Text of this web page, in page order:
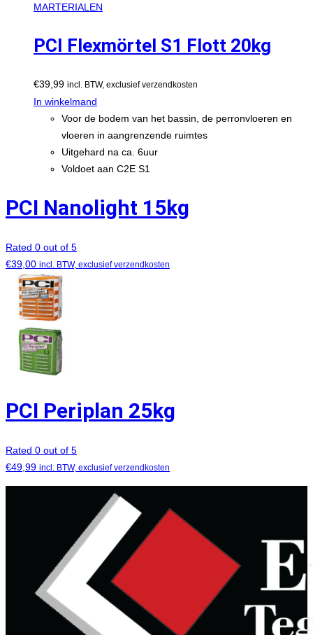
MARTERIALEN
PCI Flexmörtel S1 Flott 20kg
€39,99 incl. BTW, exclusief verzendkosten
In winkelmand
Voor de bodem van het bassin, de perronvloeren en
vloeren in aangrenzende ruimtes
Uitgehard na ca. 6uur
Voldoet aan C2E S1
PCI Nanolight 15kg
Rated 0 out of 5
€39,00 incl. BTW, exclusief verzendkosten
PCI Periplan 25kg
Rated 0 out of 5
€49,99 incl. BTW, exclusief verzendkosten